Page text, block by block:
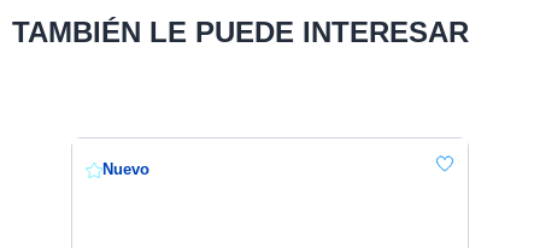
TAMBIÉN LE PUEDE INTERESAR
Nuevo